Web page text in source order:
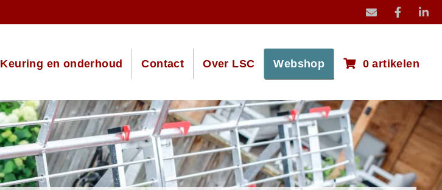
mail icoon stuur
Keuring en onderhoud Contact Over LSC Webshop 0 artikelen